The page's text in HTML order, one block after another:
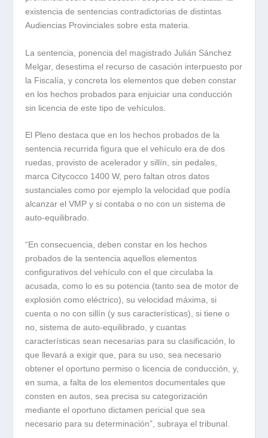
existencia de sentencias contradictorias de distintas
Audiencias Provinciales sobre esta materia.
La sentencia, ponencia del magistrado Julián Sánchez
Melgar, desestima el recurso de casación interpuesto por
la Fiscalía, y concreta los elementos que deben constar
en los hechos probados para enjuiciar una conducción
sin licencia de este tipo de vehículos.
El Pleno destaca que en los hechos probados de la
sentencia recurrida figura que el vehículo era de dos
ruedas, provisto de acelerador y sillín, sin pedales,
marca Citycocco 1400 W, pero faltan otros datos
sustanciales como por ejemplo la velocidad que podía
alcanzar el VMP y si contaba o no con un sistema de
auto-equilibrado.
“En consecuencia, deben constar en los hechos
probados de la sentencia aquellos elementos
configurativos del vehículo con el que circulaba la
acusada, como lo es su potencia (tanto sea de motor de
explosión como eléctrico), su velocidad máxima, si
cuenta o no con sillín (y sus características), si tiene o
no, sistema de auto-equilibrado, y cuantas
características sean necesarias para su clasificación, lo
que llevará a exigir que, para su uso, sea necesario
obtener el oportuno permiso o licencia de conducción, y,
en suma, a falta de los elementos documentales que
consten en autos, sea precisa su categorización
mediante el oportuno dictamen pericial que sea
necesario para su determinación”, subraya el tribunal.